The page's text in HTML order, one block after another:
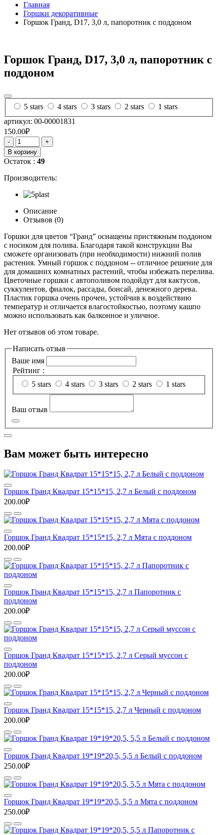
Главная
Горшки декоративные
Горшок Гранд, D17, 3,0 л, папоротник с поддоном
Горшок Гранд, D17, 3,0 л, папоротник с
поддоном
5 stars 4 stars 3 stars 2 stars
1 stars
артикул: 00-00001831
150.00₽
-
+
В корзину
Остаток : 49
Производитель:
Описание
Отзывов (0)
Горшки для цветов “Гранд” оснащены пристяжным поддоном
с носиком для полива. Благодаря такой конструкции Вы
сможете организовать (при необходимости) нижний полив
растения. Умный горшок с поддоном -- отличное решение для
для домашних комнатных растений, чтобы избежать перелива.
Цветочные горшки с автополивом подойдут для кактусов,
суккулентов, фиалок, рассады, бонсай, денежного дерева.
Пластик горшка очень прочен, устойчив к воздействию
температур и отличается влагостойкостью, поэтому кашпо
можно использовать как балконное и уличное.
Нет отзывов об этом товаре.
Написать отзыв
Ваше имя
Рейтинг :
5 stars
4 stars 3 stars 2 stars 1 stars
Ваш отзыв
Вам может быть интересно
Горшок Гранд Квадрат 15*15*15, 2,7 л Белый с поддоном
200.00₽
Горшок Гранд Квадрат 15*15*15, 2,7 л Мята с поддоном
200.00₽
Горшок Гранд Квадрат 15*15*15, 2,7 л Папоротник с
поддоном
200.00₽
Горшок Гранд Квадрат 15*15*15, 2,7 л Серый муссон с
поддоном
200.00₽
Горшок Гранд Квадрат 15*15*15, 2,7 л Черный с поддоном
200.00₽
Горшок Гранд Квадрат 19*19*20,5, 5,5 л Белый с поддоном
250.00₽
Горшок Гранд Квадрат 19*19*20,5, 5,5 л Мята с поддоном
250.00₽